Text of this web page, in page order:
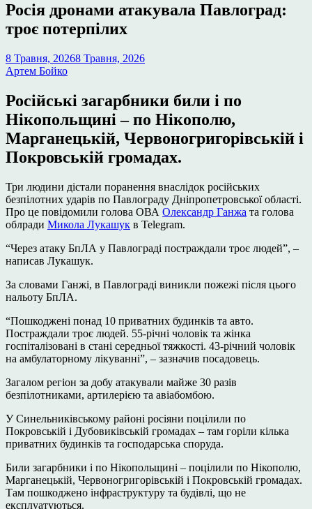
Росія дронами атакувала Павлоград:
троє потерпілих
8 Травня, 20268 Травня, 2026
Артем Бойко
Російські загарбники били і по
Нікопольщині – по Нікополю,
Марганецькій, Червоногригорівській і
Покровській громадах.
Три людини дістали поранення внаслідок російських
безпілотних ударів по Павлограду Дніпропетровської області.
Про це повідомили голова ОВА Олександр Ганжа та голова
облради Микола Лукашук в Telegram.
“Через атаку БпЛА у Павлограді постраждали троє людей”, –
написав Лукашук.
За словами Ганжі, в Павлограді виникли пожежі після цього
нальоту БпЛА.
“Пошкоджені понад 10 приватних будинків та авто.
Постраждали троє людей. 55-річні чоловік та жінка
госпіталізовані в стані середньої тяжкості. 43-річний чоловік
на амбулаторному лікуванні”, – зазначив посадовець.
Загалом регіон за добу атакували майже 30 разів
безпілотниками, артилерією та авіабомбою.
У Синельниківському районі росіяни поцілили по
Покровській і Дубовиківській громадах – там горіли кілька
приватних будинків та господарська споруда.
Били загарбники і по Нікопольщині – поцілили по Нікополю,
Марганецькій, Червоногригорівській і Покровській громадах.
Там пошкоджено інфраструктуру та будівлі, що не
експлуатуються.